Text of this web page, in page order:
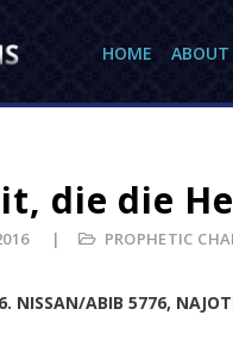
HOME ABOUT
die die
PROPHETIC
NISSAN/ABIB 5776,